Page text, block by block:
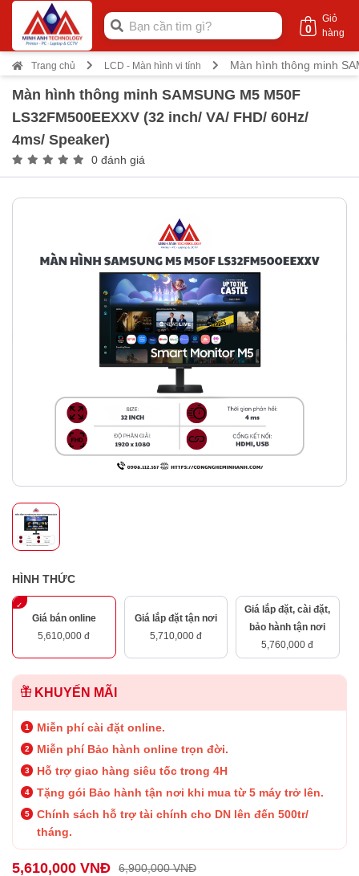
Giỏ
hàng
0
Trang chủ LCD - Màn hình vi tính Màn hình thông minh
Màn hình thông minh SAMSUNG M5 M50F
LS32FM500EEXXV (32 inch/ VA/ FHD/ 60Hz/
4ms/ Speaker)
0 đánh giá
HÌNH THỨC
Giá bán online
5,610,000 đ
Giá lắp đặt tận nơi
5,710,000 đ
Giá lắp đặt, cài đặt,
bảo hành tận nơi
5,760,000 đ
KHUYẾN MÃI
Miễn phí cài đặt online.
Miễn phí Bảo hành online trọn đời.
Hỗ trợ giao hàng siêu tốc trong 4H
Tặng gói Bảo hành tận nơi khi mua từ 5 máy trở lên.
Chính sách hỗ trợ tài chính cho DN lên đến 500tr/
tháng.
5,610,000 VNĐ 6,900,000 VNĐ